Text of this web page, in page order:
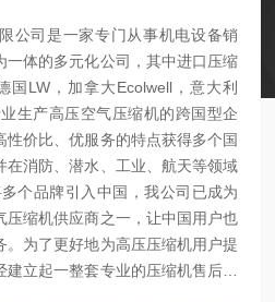
公司是一家专门从事机电设备销
一体的多元化公司，其中进口压缩
国LW，加拿大Ecolwell，意大利
生产高压空气压缩机的跨国型企
价比、优服务的特点获得多个国
在消防、潜水、工业、航天等领域
个品牌引入中国，我公司已成为
压缩机供应商之一，让中国用户也
。为了更好地为高压压缩机用户提
立起一整套专业的压缩机售后服